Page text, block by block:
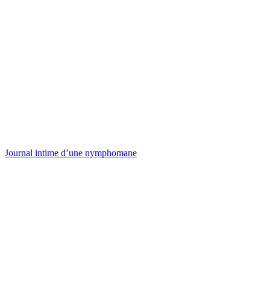
Journal intime d’une nymphomane